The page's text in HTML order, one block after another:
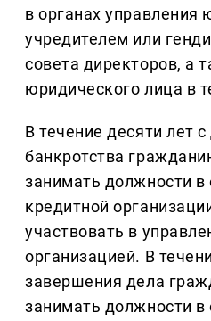
в органах управления
учредителем или
совета директоров, а
юридического лица в
В течение десяти лет
банкротства
занимать должности в
кредитной
участвовать в
организацией. В
завершения дела
занимать должности в